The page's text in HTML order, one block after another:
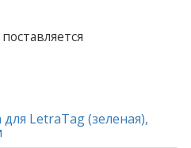
LetraTag (зеленая),